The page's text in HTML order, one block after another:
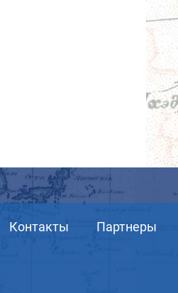
Контакты Партнеры